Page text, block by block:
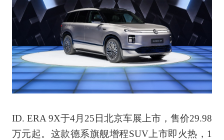
ID. ERA 9X于4月25日北京车展上市，售价29.98
万元起。这款德系旗舰增程SUV上市即火热，1